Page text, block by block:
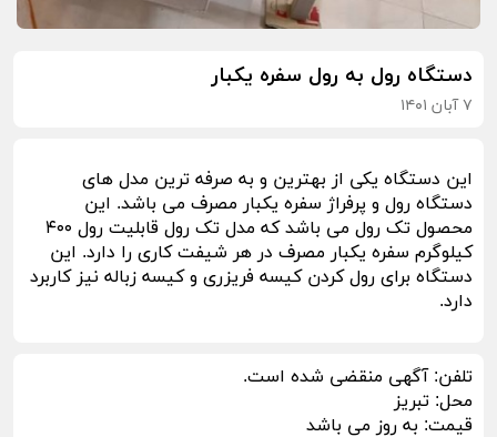
دستگاه رول به رول سفره یکبار
۷ آبان ۱۴۰۱
این دستگاه یکی از بهترین و به صرفه ترین مدل های
دستگاه رول و پرفراژ سفره یکبار مصرف می باشد. این
محصول تک رول می باشد که مدل تک رول قابلیت رول ۴۰۰
کیلوگرم سفره یکبار مصرف در هر شیفت کاری را دارد. این
دستگاه برای رول کردن کیسه فریزری و کیسه زباله نیز کاربرد
دارد.
تلفن:آگهی منقضی شده است.
محل: تبریز
قیمت: به روز می باشد